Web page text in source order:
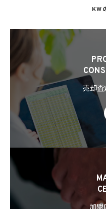
8.1 当社は、第4.1項各号のいずれかに
(1) 利用目的の達成に必要な範囲内に
することに伴って個人情報を提供する場合
(2) 合併その他の事由による事業の承
(3) 第9項の定めに基づき共同利用する
8.2 第8.1項の定めにかかわらず、当社
ほか、外国（個人情報保護法第28条に
を除きます。）にある第三者（個人情
で指定される基準に適合する体制を整
場合には、あらかじめ外国にある第三
とします。
8.3 第8.2項に基づき外国にある第三者
事項について本人に情報を提供するもの
合、第1号及び第2号の事項に代えて、
に当該事項に代わる本人に参考となる
ます。
(1) 当該外国の名称
(2) 当該外国における個人情報の保護
KW
売却査